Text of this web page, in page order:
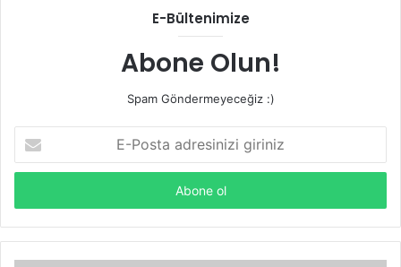
E-Bültenimize
Abone Olun!
Spam Göndermeyeceğiz :)
Posta
adresinizi